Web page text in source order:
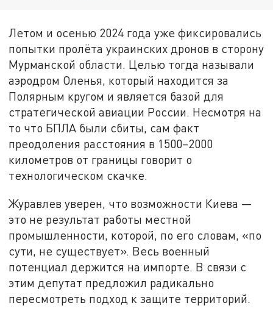
Летом и осенью 2024 года уже фиксировались
попытки пролёта украинских дронов в сторону
Мурманской области. Целью тогда называли
аэродром Оленья, который находится за
Полярным кругом и является базой для
стратегической авиации России. Несмотря на
то что БПЛА были сбиты, сам факт
преодоления расстояния в 1500–2000
километров от границы говорит о
технологическом скачке.
Журавлев уверен, что возможности Киева —
это не результат работы местной
промышленности, которой, по его словам, «по
сути, не существует». Весь военный
потенциал держится на импорте. В связи с
этим депутат предложил радикально
пересмотреть подход к защите территорий.